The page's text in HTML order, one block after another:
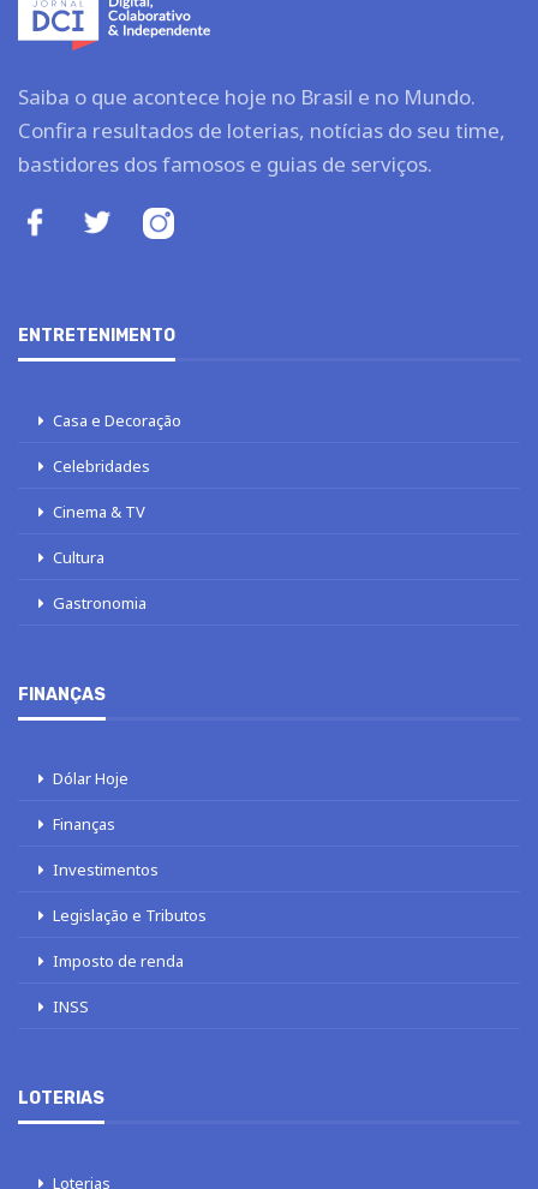
Saiba o que acontece hoje no Brasil e no Mundo.
Confira resultados de loterias, notícias do seu time,
bastidores dos famosos e guias de serviços.
ENTRETENIMENTO
Casa e Decoração
Celebridades
Cinema & TV
Cultura
Gastronomia
FINANÇAS
Dólar Hoje
Finanças
Investimentos
Legislação e Tributos
Imposto de renda
INSS
LOTERIAS
Loterias